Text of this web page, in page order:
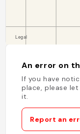
An error on
If you have
place, please
it.
Report an